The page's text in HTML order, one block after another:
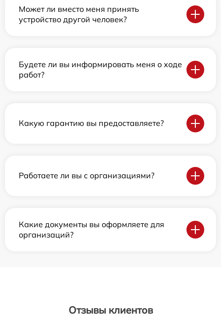
Может ли вместо меня принять
устройство другой человек?
Будете ли вы информировать меня о ходе
работ?
Какую гарантию вы предоставляете?
Работаете ли вы с организациями?
Какие документы вы оформляете для
организаций?
Отзывы клиентов